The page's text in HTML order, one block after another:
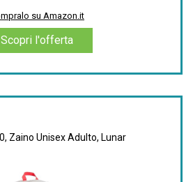
su Amazon.it
Scopri l'offerta
Zaino Unisex Adulto, Lunar